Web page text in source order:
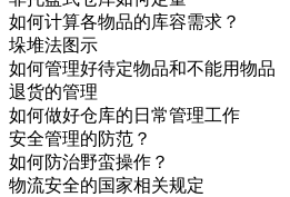
如何计算各物品的库容需求？
垛堆法图示
如何管理好待定物品和不能用物品
退货的管理
如何做好仓库的日常管理工作
安全管理的防范？
如何防治野蛮操作？
物流安全的国家相关规定